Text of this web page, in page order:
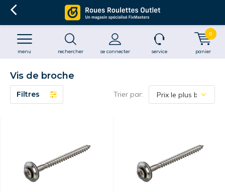
rechercher se connecter
menu service panier
0
Vis de broche
Filtres Trier par: